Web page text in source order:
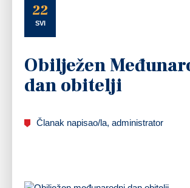
22
SVI
Obilježen
dan obitelji
Članak napisao/la, administrator